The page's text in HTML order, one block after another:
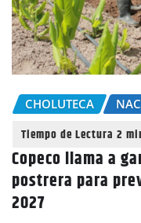
CHOLUTECA
Copeco llama a
postrera para
2027